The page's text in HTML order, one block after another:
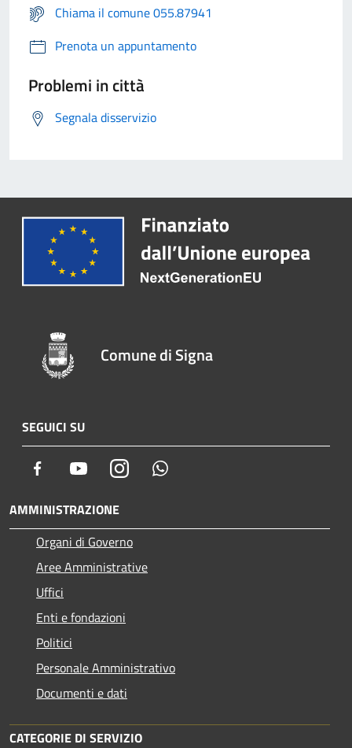
Chiama il comune 055.87941
Prenota un appuntamento
Problemi in città
Segnala disservizio
Comune di Signa
SEGUICI SU
Facebook YoutubeInstagram
AMMINISTRAZIONE
Organi di Governo
Aree Amministrative
Uffici
Enti e fondazioni
Politici
Personale Amministrativo
Documenti e dati
CATEGORIE DI SERVIZIO